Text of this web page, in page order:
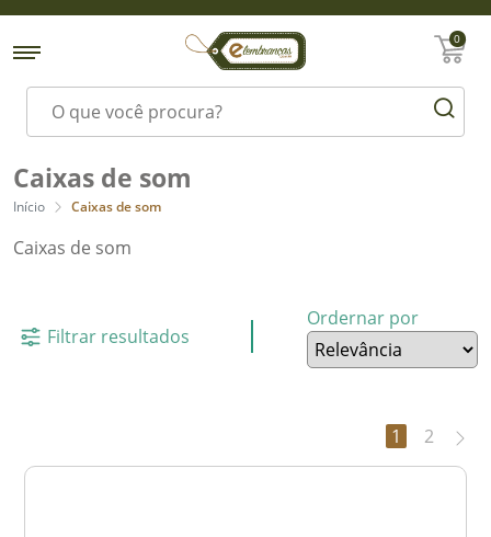
0
Caixas de som
Início Caixas de som
Caixas de som
Filtrar resultados
Ordernar por
1 2